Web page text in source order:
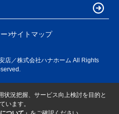
サイトマップ
店／株式会社ハナホーム All Rights
状況把握、サービス向上検討を目的と
います。